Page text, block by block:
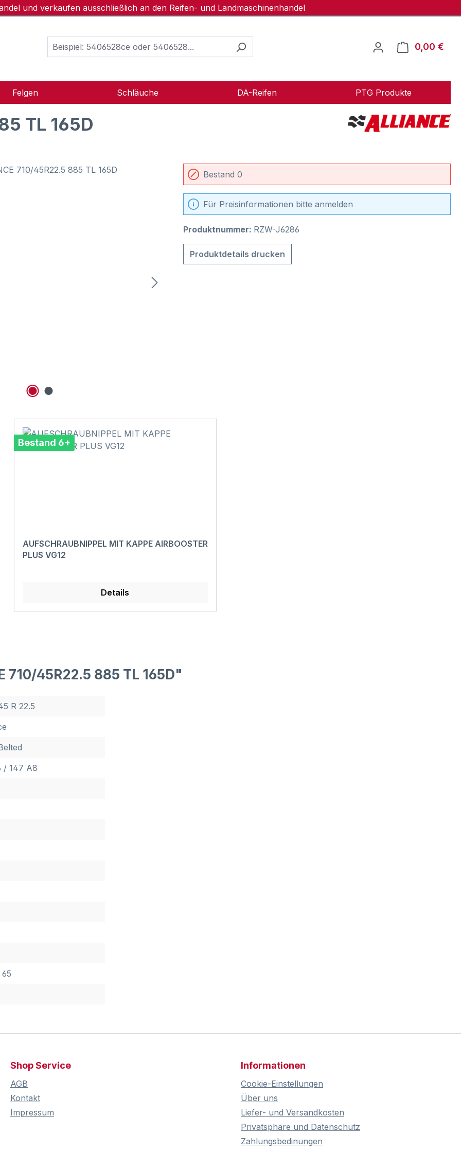
und verkaufen ausschließlich an den Reifen- und Landmaschinenhandel
0,00 €
Felgen Schläuche DA-Reifen PTG Produkte
TL 165D
Bestand 0
Für Preisinformationen bitte anmelden
Produktnummer: RZW-J6286
Produktdetails drucken
Bestand 6+
AUFSCHRAUBNIPPEL MIT KAPPE AIRBOOSTER
PLUS VG12
Details
45R22.5 885 TL 165D"
R 22.5
/ 147 A8
Shop Service
AGB
Kontakt
Impressum
Informationen
Cookie-Einstellungen
Über uns
Liefer- und Versandkosten
Privatsphäre und Datenschutz
Zahlungsbedinungen